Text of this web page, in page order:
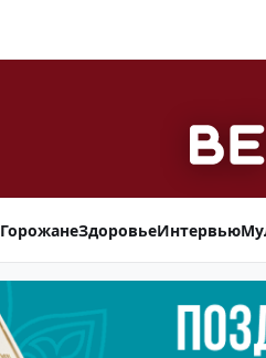
ГорожанеЗдоровьеИнтервью